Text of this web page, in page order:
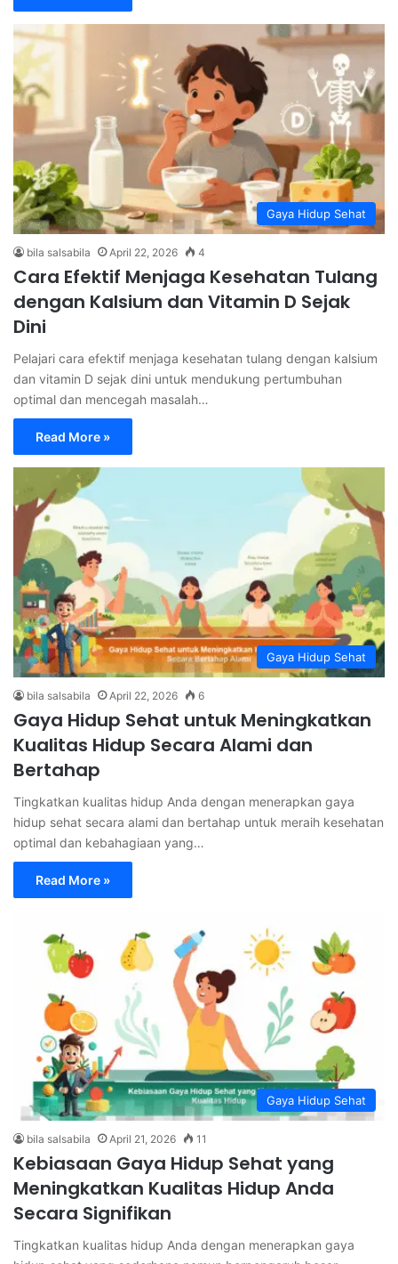
Gaya Hidup Sehat
bila salsabila April 22, 2026 4
Cara Efektif Menjaga Kesehatan Tulang
dengan Kalsium dan Vitamin D Sejak
Dini
Pelajari cara efektif menjaga kesehatan tulang dengan kalsium
dan vitamin D sejak dini untuk mendukung pertumbuhan
optimal dan mencegah masalah…
Read More »
Gaya Hidup Sehat
bila salsabila April 22, 2026 6
Gaya Hidup Sehat untuk Meningkatkan
Kualitas Hidup Secara Alami dan
Bertahap
Tingkatkan kualitas hidup Anda dengan menerapkan gaya
hidup sehat secara alami dan bertahap untuk meraih kesehatan
optimal dan kebahagiaan yang…
Read More »
Gaya Hidup Sehat
bila salsabila April 21, 2026 11
Kebiasaan Gaya Hidup Sehat yang
Meningkatkan Kualitas Hidup Anda
Secara Signifikan
Tingkatkan kualitas hidup Anda dengan menerapkan gaya